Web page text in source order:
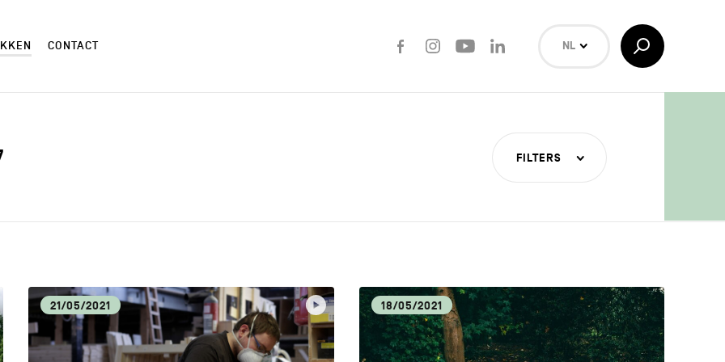
CONTACT
FacebookInstagramYoutube
NL
FR
Toggle
Search
FILTERS
CM CULTUUR
ECONOMISCHE DYNAMIEK
21/05/2021 18/05/2021